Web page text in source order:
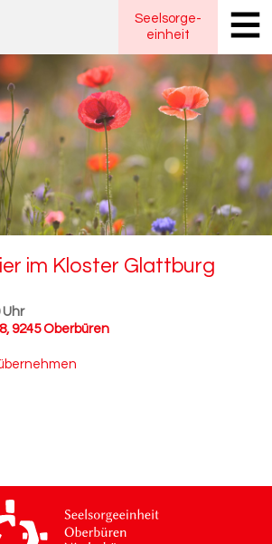
Seelsorge-
einheit
im Klos­ter Glatt­burg
Uhr
9245 Oberbüren